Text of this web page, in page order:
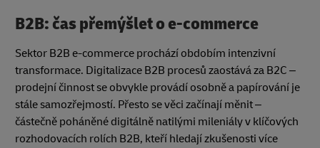
B2B: čas přemýšlet o e-commerce
Sektor B2B e-commerce prochází obdobím intenzivní
transformace. Digitalizace B2B procesů zaostává za B2C –
prodejní činnost se obvykle provádí osobně a papírování je
stále samozřejmostí. Přesto se věci začínají měnit –
částečně poháněné digitálně natilými mileniály v klíčových
rozhodovacích rolích B2B, kteří hledají zkušenosti více